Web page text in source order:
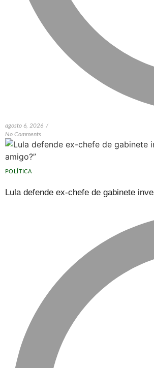
agosto 6, 2026 /
No Comments
POLÍTICA
Lula defende ex-chefe de gabinete